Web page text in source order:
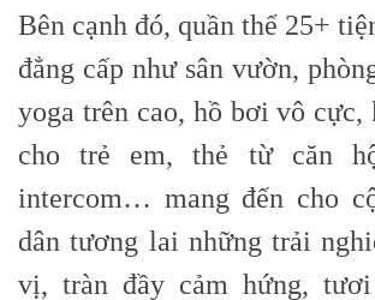
Bên cạnh đó, quần thể 25+
đẳng cấp như sân vườn,
yoga trên cao, hồ bơi vô
cho trẻ em, thẻ từ căn
intercom… mang đến cho
dân tương lai những trải
vị, tràn đầy cảm hứng,